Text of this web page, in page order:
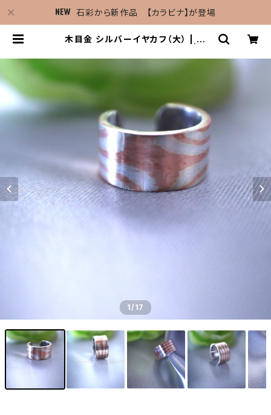
石彩から新作品 【カラビナ】が登場
木目金 シルバーイヤカフ（大） | 石
彩 - shikisai -
1/17